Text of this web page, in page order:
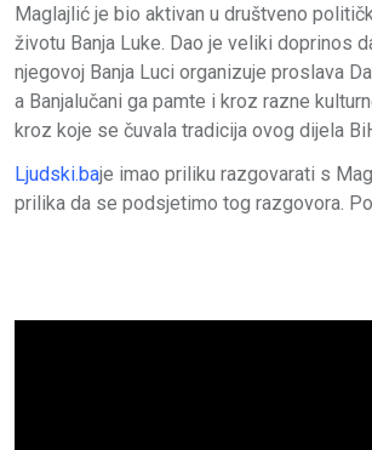
Maglajlić je bio aktivan u društveno
životu Banja Luke. Dao je veliki doprinos
njegovoj Banja Luci organizuje proslava
a Banjalučani ga pamte i kroz razne
kroz koje se čuvala tradicija ovog dijela
Ljudski.baje imao priliku razgovarati s
prilika da se podsjetimo tog razgovora.